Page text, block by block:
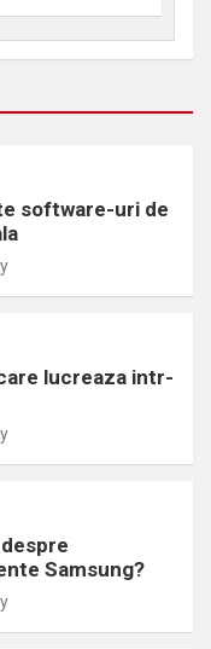
software-uri de
lucreaza intr-
Samsung?